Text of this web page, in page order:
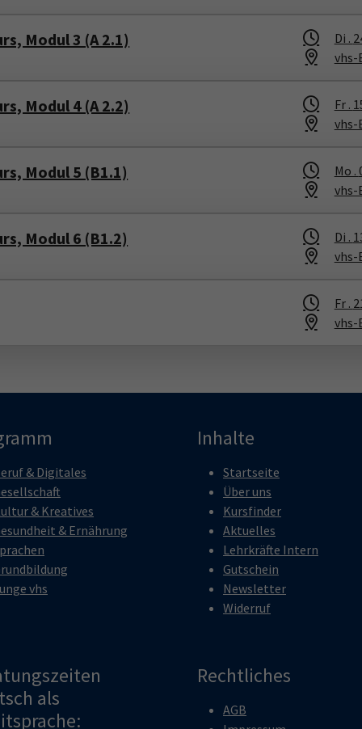
Modul 3 (A 2.1) Di .
vhs-
Modul 4 (A 2.2) Fr .
vhs-
Modul 5 (B1.1) Mo .
vhs-
Modul 6 (B1.2) Di .
vhs-
Fr .
vhs-
& Digitales
& Kreatives
& Ernährung
vhs
Inhalte
Startseite
Über uns
Kursfinder
Aktuelles
Lehrkräfte Intern
Gutschein
Newsletter
Widerruf
als
Rechtliches
AGB